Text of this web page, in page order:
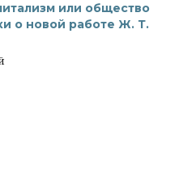
или общество
о новой работе Ж. Т.